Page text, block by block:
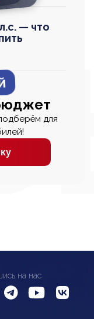
— что
для
на нас